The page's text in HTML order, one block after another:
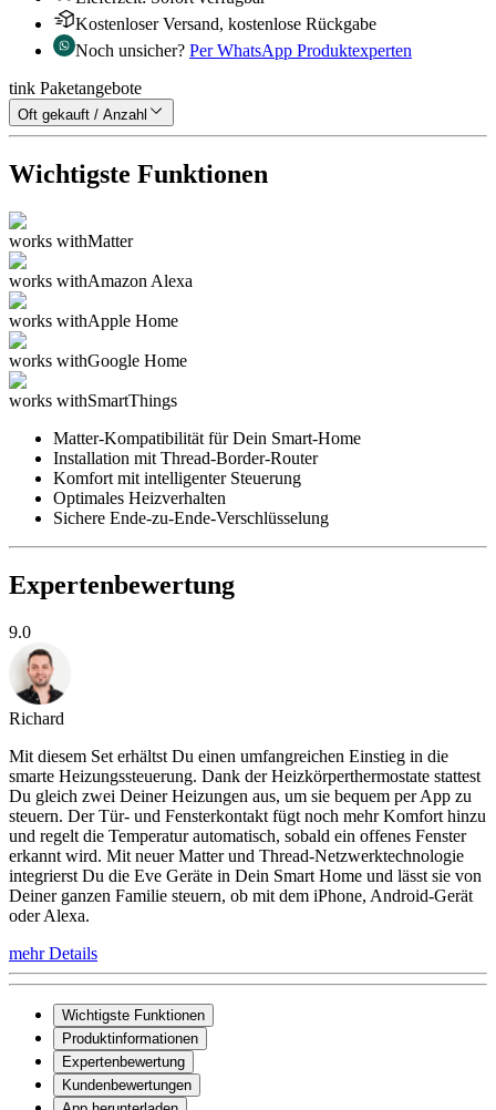
Kostenloser Versand, kostenlose Rückgabe
Noch unsicher? Per WhatsApp Produktexperten
tink Paketangebote
Oft gekauft / Anzahl
Wichtigste Funktionen
works withMatter
works withAmazon Alexa
works withApple Home
works withGoogle Home
works withSmartThings
Matter-Kompatibilität für Dein Smart-Home
Installation mit Thread-Border-Router
Komfort mit intelligenter Steuerung
Optimales Heizverhalten
Sichere Ende-zu-Ende-Verschlüsselung
Expertenbewertung
9.0
Richard
Mit diesem Set erhältst Du einen umfangreichen Einstieg in die
smarte Heizungssteuerung. Dank der Heizkörperthermostate stattest
Du gleich zwei Deiner Heizungen aus, um sie bequem per App zu
steuern. Der Tür- und Fensterkontakt fügt noch mehr Komfort hinzu
und regelt die Temperatur automatisch, sobald ein offenes Fenster
erkannt wird. Mit neuer Matter und Thread-Netzwerktechnologie
integrierst Du die Eve Geräte in Dein Smart Home und lässt sie von
Deiner ganzen Familie steuern, ob mit dem iPhone, Android-Gerät
oder Alexa.
mehr Details
Wichtigste Funktionen
Produktinformationen
Expertenbewertung
Kundenbewertungen